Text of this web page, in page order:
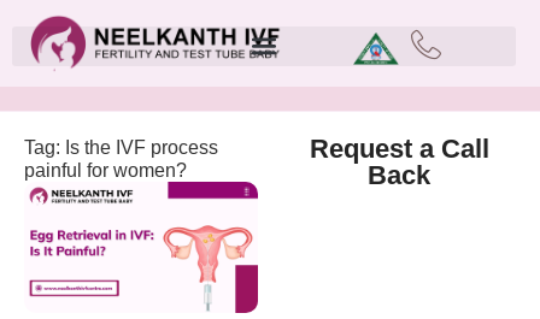
Tag: Is the IVF process
painful for women?
Request a Call
Back